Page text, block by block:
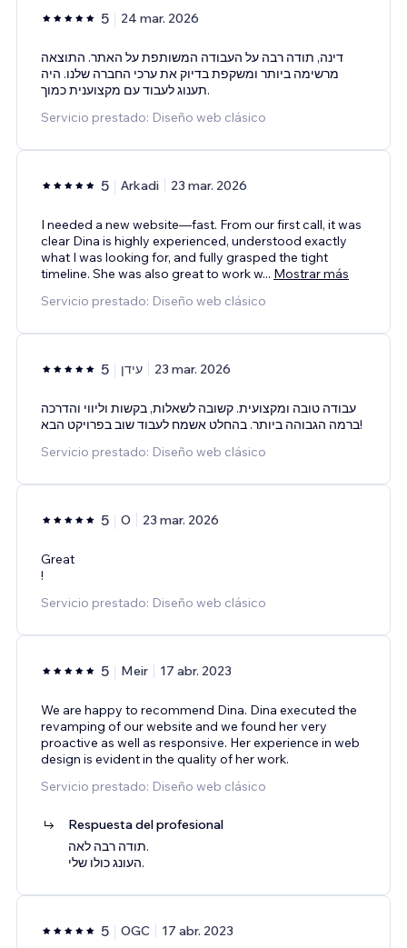
5 24 mar. 2026
דינה, תודה רבה על העבודה המשותפת על האתר. התוצאה
מרשימה ביותר ומשקפת בדיוק את ערכי החברה שלנו. היה
תענוג לעבוד עם מקצוענית כמוך.
Servicio prestado: Diseño web clásico
5 Arkadi 23 mar. 2026
I needed a new website—fast. From our first call, it was
clear Dina is highly experienced, understood exactly
what I was looking for, and fully grasped the tight
timeline. She was also great to work w... Mostrar más
Servicio prestado: Diseño web clásico
5 עידן 23 mar. 2026
עבודה טובה ומקצועית. קשובה לשאלות, בקשות וליווי והדרכה
ברמה הגבוהה ביותר. בהחלט אשמח לעבוד שוב בפרויקט הבא!
Servicio prestado: Diseño web clásico
5 O 23 mar. 2026
Great
!
Servicio prestado: Diseño web clásico
5 Meir 17 abr. 2023
We are happy to recommend Dina. Dina executed the
revamping of our website and we found her very
proactive as well as responsive. Her experience in web
design is evident in the quality of her work.
Servicio prestado: Diseño web clásico
Respuesta del profesional
תודה רבה לאה.
העונג כולו שלי.
5 OGC 17 abr. 2023